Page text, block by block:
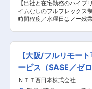
す。 ・ネットワークを起点
ラウドなど先進領域の知見
す。NaaSやゼロトラストと
を身につけられます。 ■組織について 課長1名、
担当者7名の組織です。ク
ル、セキュリティ等主要な
し、それらを統合したソリ
客さま向けに開発・提供していま
囲：会社の定める業務
立案をメインにお任せしま
企画・立案・推進・運営・
ンシデントの対応・管理 ◇
の策定と運用 ◇社内外関係
施して組織を大きく組み換
ける重要なミッションをお
上の歴史があるからこそ変
題が多い当社にて一緒に組
ける方をお待ちしています。 ■配属先： ＜ITS本
【出社と在宅勤務のハイブ
イムなしのフルフレックス
時間程度／水曜日はノー残業デイ】 ■
融・保険業界のお客様を対
のプライムSIサービスを担
ョンではセキュリティチー
主要アカウントである保険
どのセキュリティ領域の担当と
顧客】 当社主要アカウント
【大阪/フルリモー
ービス（SASE／ゼ
クス
ＮＴＴ西日本株式会社